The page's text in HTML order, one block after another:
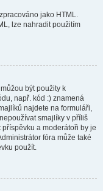
jako HTML.
lze nahradit použitím
být použity k
např. kód :) znamená
najdete na formuláři,
smajlíky v příliš
a moderátoři by je
fóra může také
použít.